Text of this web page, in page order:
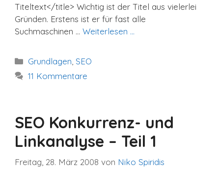
Titeltext</title> Wichtig ist der Titel aus vielerlei
Gründen. Erstens ist er für fast alle
Suchmaschinen … Weiterlesen …
Kategorien
Grundlagen SEO
11 Kommentare
SEO Konkurrenz- und
Linkanalyse – Teil 1
Freitag, 28. März 2008 von Niko Spiridis